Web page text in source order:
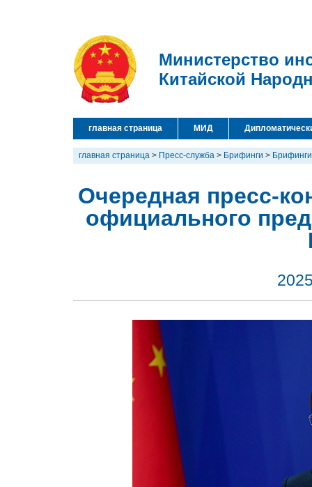
Министерство
Китайской
главная страница МИД
главная страница > Пресс-служба > Брифинги > Брифинги
Очередная пресс-
официального